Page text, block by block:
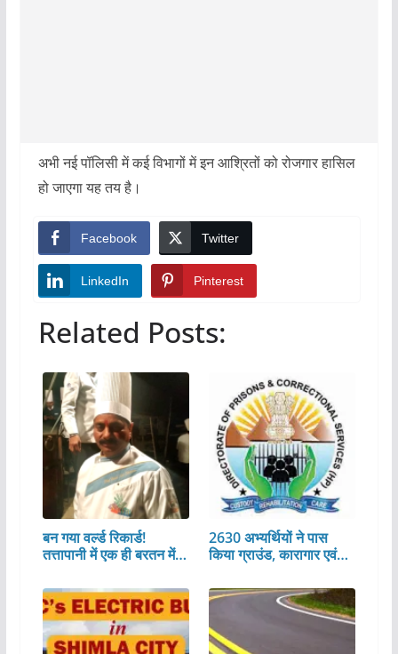
अभी नई पॉलिसी में कई विभागों में इन आश्रितों को रोजगार हासिल
हो जाएगा यह तय है।
Facebook Twitter
LinkedIn Pinterest
Related Posts:
बन गया वर्ल्ड रिकार्ड!
तत्तापानी में एक ही बरतन में…
2630 अभ्यर्थियों ने पास
किया ग्राउंड, कारागार एवं…